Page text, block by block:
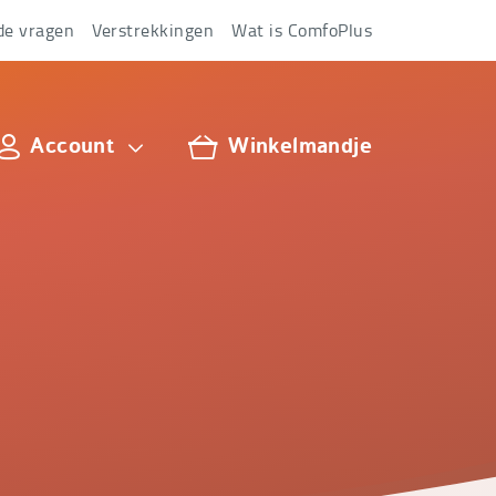
vragen Verstrekkingen Wat is ComfoPlus
Account Winkelmandje